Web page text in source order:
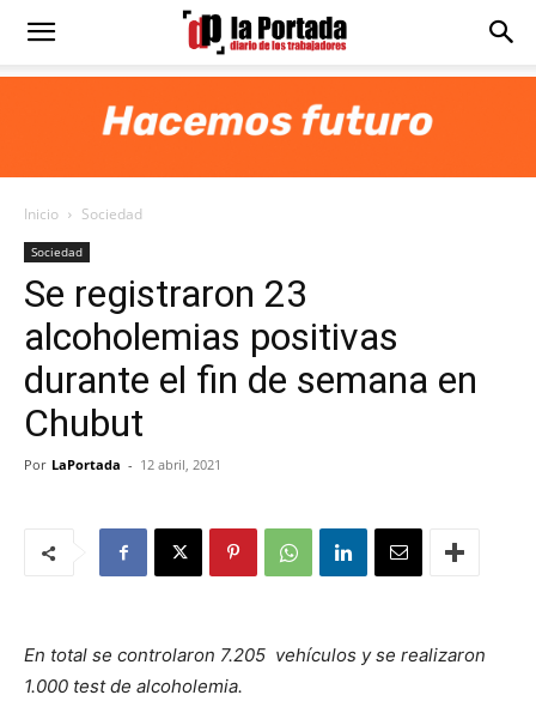
Diario
Portada
Inicio Sociedad
Sociedad
Se registraron 23
alcoholemias positivas
durante el fin de semana en
Chubut
Por LaPortada - 12 abril, 2021
En total se controlaron 7.205 vehículos y se realizaron
1.000 test de alcoholemia.